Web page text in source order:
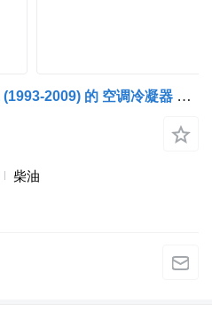
牵引车 MAN 4-series, TGA (1993-2009) 的 空调冷凝器 Eaton TGA 26.440 (01.00-) 81619750102
柴油